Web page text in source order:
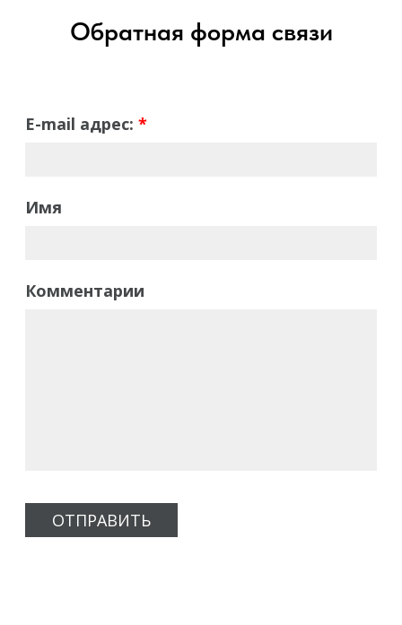
Обратная форма связи